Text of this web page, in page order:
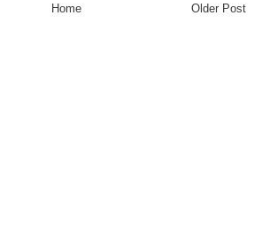
Older Post
Home